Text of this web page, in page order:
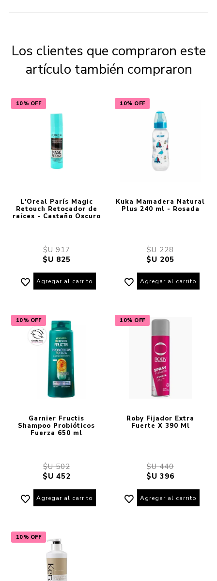
Los clientes que compraron este
artículo también compraron
10% OFF
L'Oreal París Magic
Retouch Retocador de
raíces - Castaño Oscuro
$U 917
$U 825
Agregar al carrito
10% OFF
Kuka Mamadera Natural
Plus 240 ml - Rosada
$U 228
$U 205
Agregar al carrito
10% OFF
Garnier Fructis
Shampoo Probióticos
Fuerza 650 ml
$U 502
$U 452
Agregar al carrito
10% OFF
Roby Fijador Extra
Fuerte X 390 Ml
$U 440
$U 396
Agregar al carrito
10% OFF